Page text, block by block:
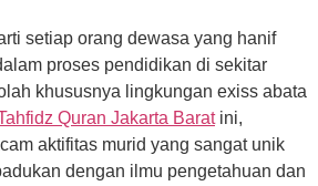
setiap orang dewasa yang hanif
proses pendidikan di sekitar
khususnya lingkungan exiss abata
Quran Jakarta Baratini,
aktifitas murid yang sangat unik
dengan ilmu pengetahuan dan